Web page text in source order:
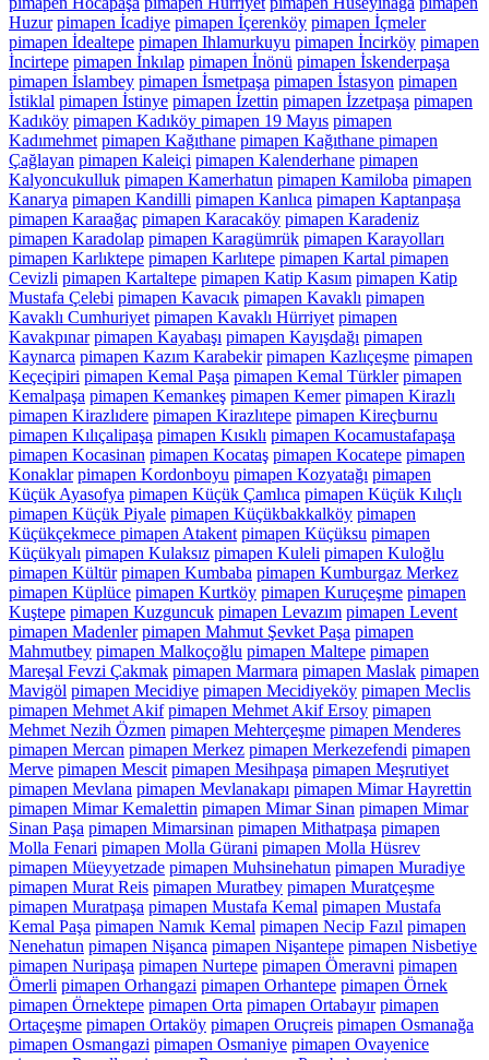
Huzur pimapen İcadiye pimapen İçerenköy pimapen İçmeler
pimapen İdealtepe pimapen Ihlamurkuyu pimapen İncirköy pimapen
İncirtepe pimapen İnkılap pimapen İnönü pimapen İskenderpaşa
pimapen İslambey pimapen İsmetpaşa pimapen İstasyon pimapen
İstiklal pimapen İstinye pimapen İzettin pimapen İzzetpaşa pimapen
Kadıköy pimapen Kadıköy pimapen 19 Mayıs pimapen
Kadımehmet pimapen Kağıthane pimapen Kağıthane pimapen
Çağlayan pimapen Kaleiçi pimapen Kalenderhane pimapen
Kalyoncukulluk pimapen Kamerhatun pimapen Kamiloba pimapen
Kanarya pimapen Kandilli pimapen Kanlıca pimapen Kaptanpaşa
pimapen Karaağaç pimapen Karacaköy pimapen Karadeniz
pimapen Karadolap pimapen Karagümrük pimapen Karayolları
pimapen Karlıktepe pimapen Karlıtepe pimapen Kartal pimapen
Cevizli pimapen Kartaltepe pimapen Katip Kasım pimapen Katip
Mustafa Çelebi pimapen Kavacık pimapen Kavaklı pimapen
Kavaklı Cumhuriyet pimapen Kavaklı Hürriyet pimapen
Kavakpınar pimapen Kayabaşı pimapen Kayışdağı pimapen
Kaynarca pimapen Kazım Karabekir pimapen Kazlıçeşme pimapen
Keçeçipiri pimapen Kemal Paşa pimapen Kemal Türkler pimapen
Kemalpaşa pimapen Kemankeş pimapen Kemer pimapen Kirazlı
pimapen Kirazlıdere pimapen Kirazlıtepe pimapen Kireçburnu
pimapen Kılıçalipaşa pimapen Kısıklı pimapen Kocamustafapaşa
pimapen Kocasinan pimapen Kocataş pimapen Kocatepe pimapen
Konaklar pimapen Kordonboyu pimapen Kozyatağı pimapen
Küçük Ayasofya pimapen Küçük Çamlıca pimapen Küçük Kılıçlı
pimapen Küçük Piyale pimapen Küçükbakkalköy pimapen
Küçükçekmece pimapen Atakent pimapen Küçüksu pimapen
Küçükyalı pimapen Kulaksız pimapen Kuleli pimapen Kuloğlu
pimapen Kültür pimapen Kumbaba pimapen Kumburgaz Merkez
pimapen Küplüce pimapen Kurtköy pimapen Kuruçeşme pimapen
Kuştepe pimapen Kuzguncuk pimapen Levazım pimapen Levent
pimapen Madenler pimapen Mahmut Şevket Paşa pimapen
Mahmutbey pimapen Malkoçoğlu pimapen Maltepe pimapen
Mareşal Fevzi Çakmak pimapen Marmara pimapen Maslak pimapen
Mavigöl pimapen Mecidiye pimapen Mecidiyeköy pimapen Meclis
pimapen Mehmet Akif pimapen Mehmet Akif Ersoy pimapen
Mehmet Nezih Özmen pimapen Mehterçeşme pimapen Menderes
pimapen Mercan pimapen Merkez pimapen Merkezefendi pimapen
Merve pimapen Mescit pimapen Mesihpaşa pimapen Meşrutiyet
pimapen Mevlana pimapen Mevlanakapı pimapen Mimar Hayrettin
pimapen Mimar Kemalettin pimapen Mimar Sinan pimapen Mimar
Sinan Paşa pimapen Mimarsinan pimapen Mithatpaşa pimapen
Molla Fenari pimapen Molla Gürani pimapen Molla Hüsrev
pimapen Müeyyetzade pimapen Muhsinehatun pimapen Muradiye
pimapen Murat Reis pimapen Muratbey pimapen Muratçeşme
pimapen Muratpaşa pimapen Mustafa Kemal pimapen Mustafa
Kemal Paşa pimapen Namık Kemal pimapen Necip Fazıl pimapen
Nenehatun pimapen Nişanca pimapen Nişantepe pimapen Nisbetiye
pimapen Nuripaşa pimapen Nurtepe pimapen Ömeravni pimapen
Ömerli pimapen Orhangazi pimapen Orhantepe pimapen Örnek
pimapen Örnektepe pimapen Orta pimapen Ortabayır pimapen
Ortaçeşme pimapen Ortaköy pimapen Oruçreis pimapen Osmanağa
pimapen Osmangazi pimapen Osmaniye pimapen Ovayenice